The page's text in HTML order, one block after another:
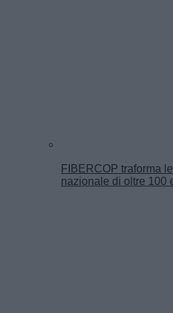
FIBERCOP traforma
nazionale di oltre 100